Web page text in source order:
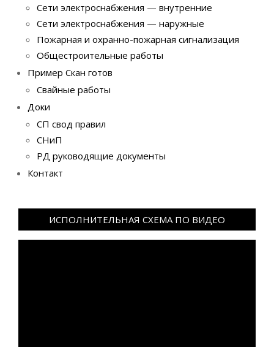
Сети электроснабжения — внутренние
Сети электроснабжения — наружные
Пожарная и охранно-пожарная сигнализация
Общестроительные работы
Пример Скан готов
Свайные работы
Доки
СП свод правил
СНиП
РД руководящие документы
Контакт
ИСПОЛНИТЕЛЬНАЯ СХЕМА ПО ВИДЕО